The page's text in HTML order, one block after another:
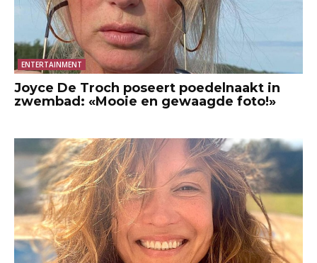
ENTERTAINMENT
Joyce De Troch poseert poedelnaakt in
zwembad: «Mooie en gewaagde foto!»